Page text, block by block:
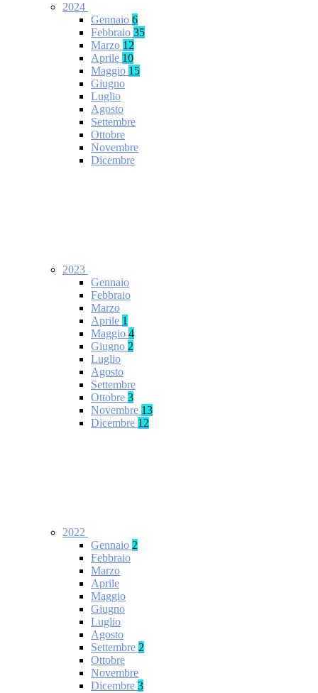
2024
Gennaio 6
Febbraio 35
Marzo 12
Aprile 10
Maggio 15
Giugno
Luglio
Agosto
Settembre
Ottobre
Novembre
Dicembre
2023
Gennaio
Febbraio
Marzo
Aprile 1
Maggio 4
Giugno 2
Luglio
Agosto
Settembre
Ottobre 3
Novembre 13
Dicembre 12
2022
Gennaio 2
Febbraio
Marzo
Aprile
Maggio
Giugno
Luglio
Agosto
Settembre 2
Ottobre
Novembre
Dicembre 3